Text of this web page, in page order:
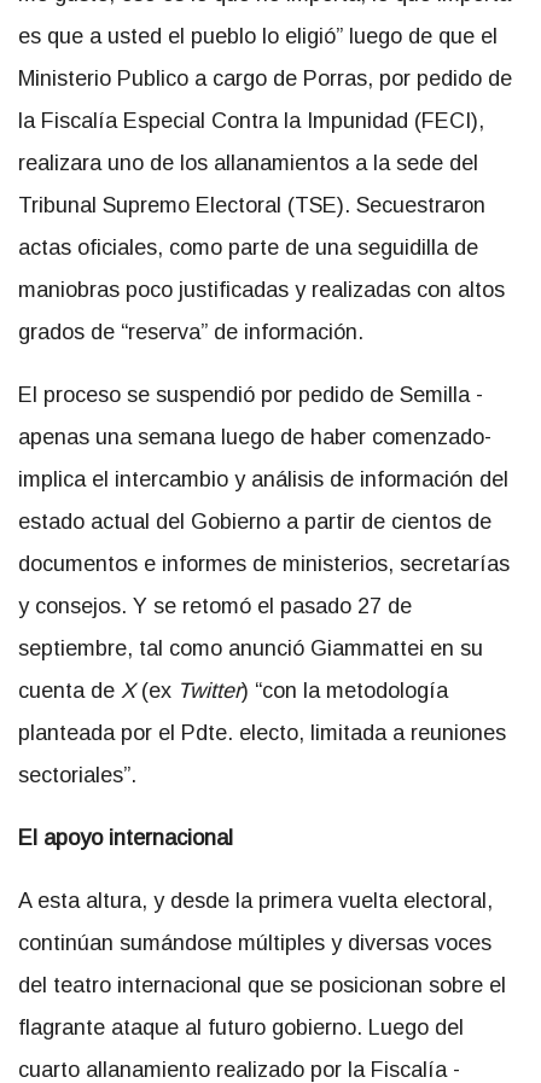
es que a usted el pueblo lo eligió” luego de que el
Ministerio Publico a cargo de Porras, por pedido de
la Fiscalía Especial Contra la Impunidad (FECI),
realizara uno de los allanamientos a la sede del
Tribunal Supremo Electoral (TSE). Secuestraron
actas oficiales, como parte de una seguidilla de
maniobras poco justificadas y realizadas con altos
grados de “reserva” de información.
El proceso se suspendió por pedido de Semilla -
apenas una semana luego de haber comenzado-
implica el intercambio y análisis de información del
estado actual del Gobierno a partir de cientos de
documentos e informes de ministerios, secretarías
y consejos. Y se retomó el pasado 27 de
septiembre, tal como anunció Giammattei en su
cuenta de X(ex Twitter) “con la metodología
planteada por el Pdte. electo, limitada a reuniones
sectoriales”.
El apoyo internacional
A esta altura, y desde la primera vuelta electoral,
continúan sumándose múltiples y diversas voces
del teatro internacional que se posicionan sobre el
flagrante ataque al futuro gobierno. Luego del
cuarto allanamiento realizado por la Fiscalía -